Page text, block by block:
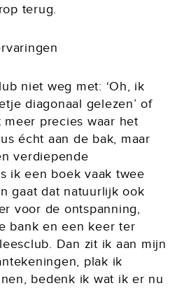
terug.
niet weg met: ‘Oh, ik
diagonaal gelezen’ of
meer precies waar het
écht aan de bak, maar
verdiepende
ik een boek vaak twee
gaat dat natuurlijk ook
voor de ontspanning,
bank en een keer ter
Dan zit ik aan mijn
plak ik
bedenk ik wat ik er nu